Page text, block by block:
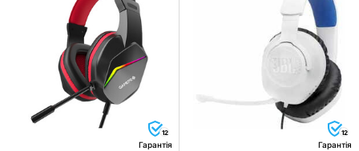
12
Гарантія
12
Гарантія